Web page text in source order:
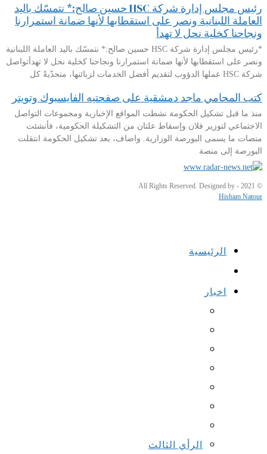
رئيس مجلس إدارة شركة HSC حسين صالح:* نتمسّك باليد
العاملة اللبنانية ونصر على استقطابها لأنها ضمانة استمرارنا
ونجاحنا كخلية نحل لا تهدأ
*رئيس مجلس إدارة شركة HSC حسين صالح:* نتمسّك باليد العاملة اللبنانية
ونصر على استقطابها لأنها ضمانة استمرارنا ونجاحنا كخلية نحل لا تهدأتواصل
شركة HSC عملها الدؤوب لتقديم أفضل الخدمات لزبائنها، متحدّيةً كل
كتب المحامي ماجد دمشقية على صفحتيه الفايسبوك وتويتر
منذ ما قبل تشكيل الحكومة نشطت المواقع الإخبارية ومجموعات التواصل
الاجتماعي لتوزير فلان وإسقاط علتان من التشكيلة الحكومية، فأنشئت
منصات ما يسمى البورصة الوزارية. واضاف، بعد تشكيل الحكومة انتقلت
البورصة إلى منصة
© 2021 - All Rights Reserved. Designed by
Hisham Natour
الرئيسية
اخبار
الرأي الثالث